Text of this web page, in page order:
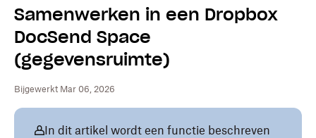
Samenwerken in een Dropbox
DocSend Space
(gegevensruimte)
Bijgewerkt Mar 06, 2026
In dit artikel wordt een functie beschreven